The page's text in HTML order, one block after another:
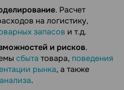
. Расчет
на логистику,
запасов и т.д.
и рисков.
сбыта товара, поведения
рынка, а также
.